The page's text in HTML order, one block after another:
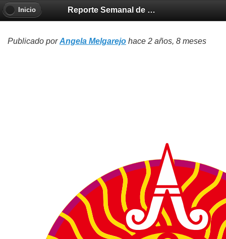
Reporte Semanal de Clima Espacial 2023-11-30
Inicio
Publicado porAngela Melgarejo hace 2 años, 8 meses